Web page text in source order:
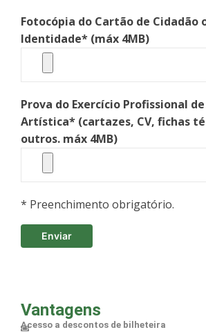
Fotocópia do Cartão de Cidadão
Identidade* (máx 4MB)
Prova do Exercício Profissional
Artística* (cartazes, CV, fichas
outros. máx 4MB)
* Preenchimento obrigatório.
Vantagens
Acesso a descontos de bilheteira